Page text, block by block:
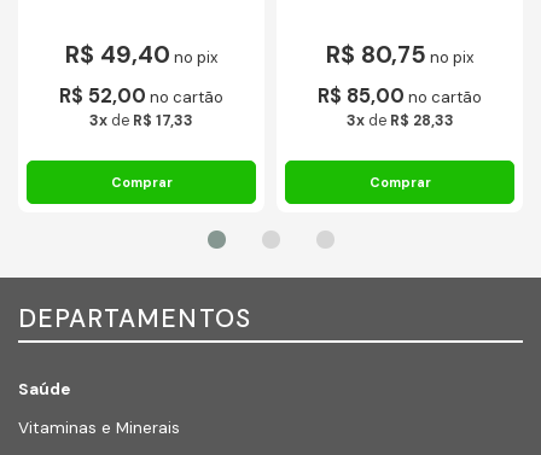
R$ 49,40 no pix
R$ 52,00 no cartão
3x de R$ 17,33
R$ 80,75 no pix
R$ 85,00 no cartão
3xde R$ 28,33
DEPARTAMENTOS
Saúde
Vitaminas e Minerais